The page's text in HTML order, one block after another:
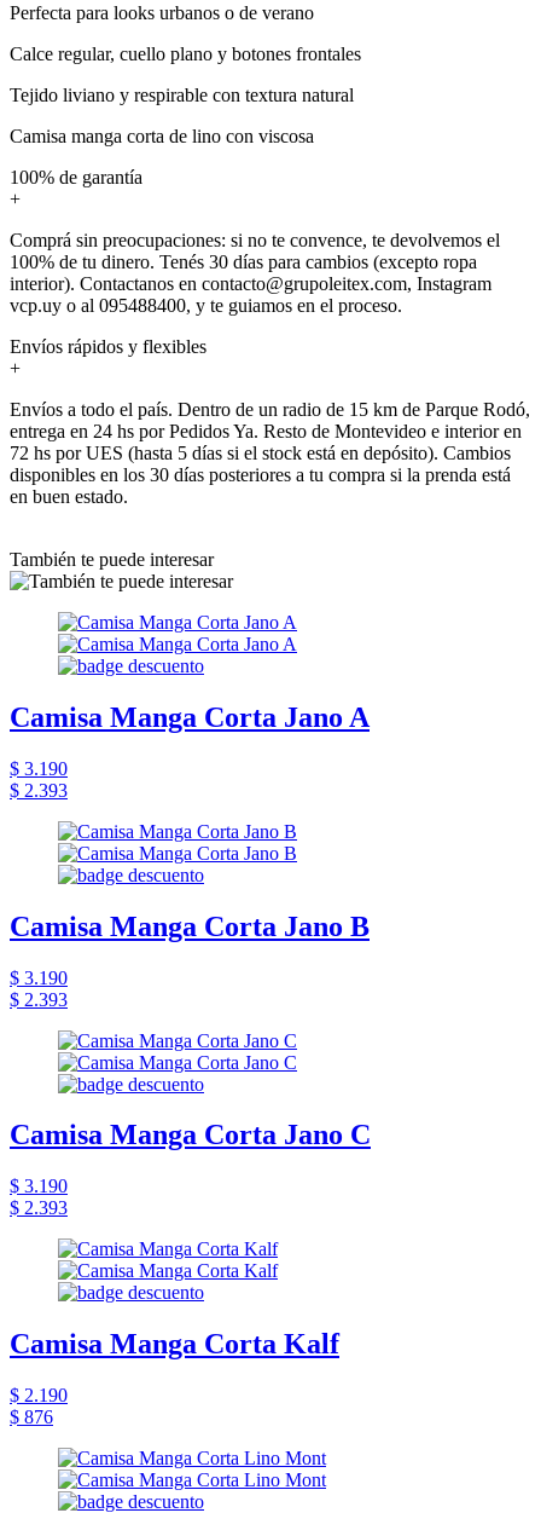
Perfecta para looks urbanos o de verano
Calce regular, cuello plano y botones frontales
Tejido liviano y respirable con textura natural
Camisa manga corta de lino con viscosa
100% de garantía
+
Comprá sin preocupaciones: si no te convence, te devolvemos el
100% de tu dinero. Tenés 30 días para cambios (excepto ropa
interior). Contactanos en contacto@grupoleitex.com, Instagram
vcp.uy o al 095488400, y te guiamos en el proceso.
Envíos rápidos y flexibles
+
Envíos a todo el país. Dentro de un radio de 15 km de Parque Rodó,
entrega en 24 hs por Pedidos Ya. Resto de Montevideo e interior en
72 hs por UES (hasta 5 días si el stock está en depósito). Cambios
disponibles en los 30 días posteriores a tu compra si la prenda está
en buen estado.
También te puede interesar
Camisa Manga Corta Jano A
$ 3.190
$ 2.393
Camisa Manga Corta Jano B
$ 3.190
$ 2.393
Camisa Manga Corta Jano C
$ 3.190
$ 2.393
Camisa Manga Corta Kalf
$ 2.190
$ 876